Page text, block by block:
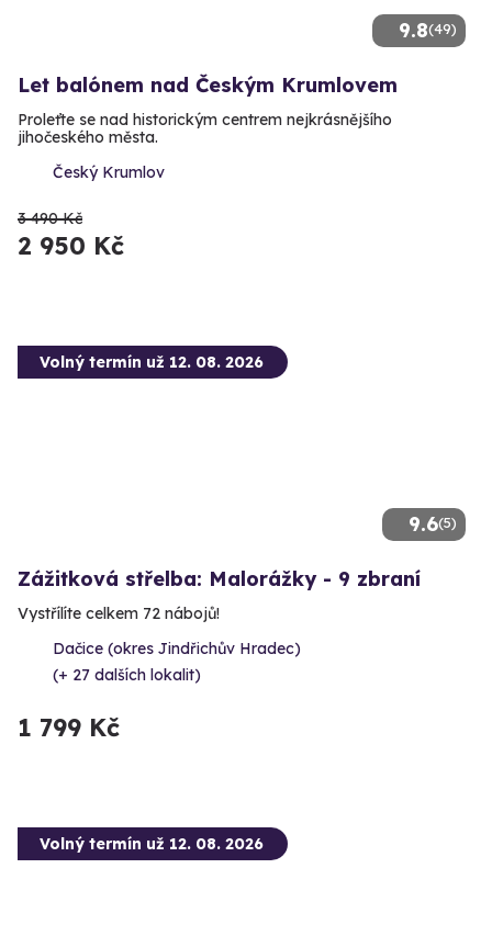
9.8(49)
Let balónem nad Českým Krumlovem
Proleťte se nad historickým centrem nejkrásnějšího
jihočeského města.
Český Krumlov
3 490 Kč
2 950 Kč
9.6(5)
Volný termín už 12. 08. 2026
Zážitková střelba: Malorážky - 9 zbraní
Vystřílíte celkem 72 nábojů!
Dačice (okres Jindřichův Hradec)
(+ 27 dalších lokalit)
1 799 Kč
Volný termín už 12. 08. 2026